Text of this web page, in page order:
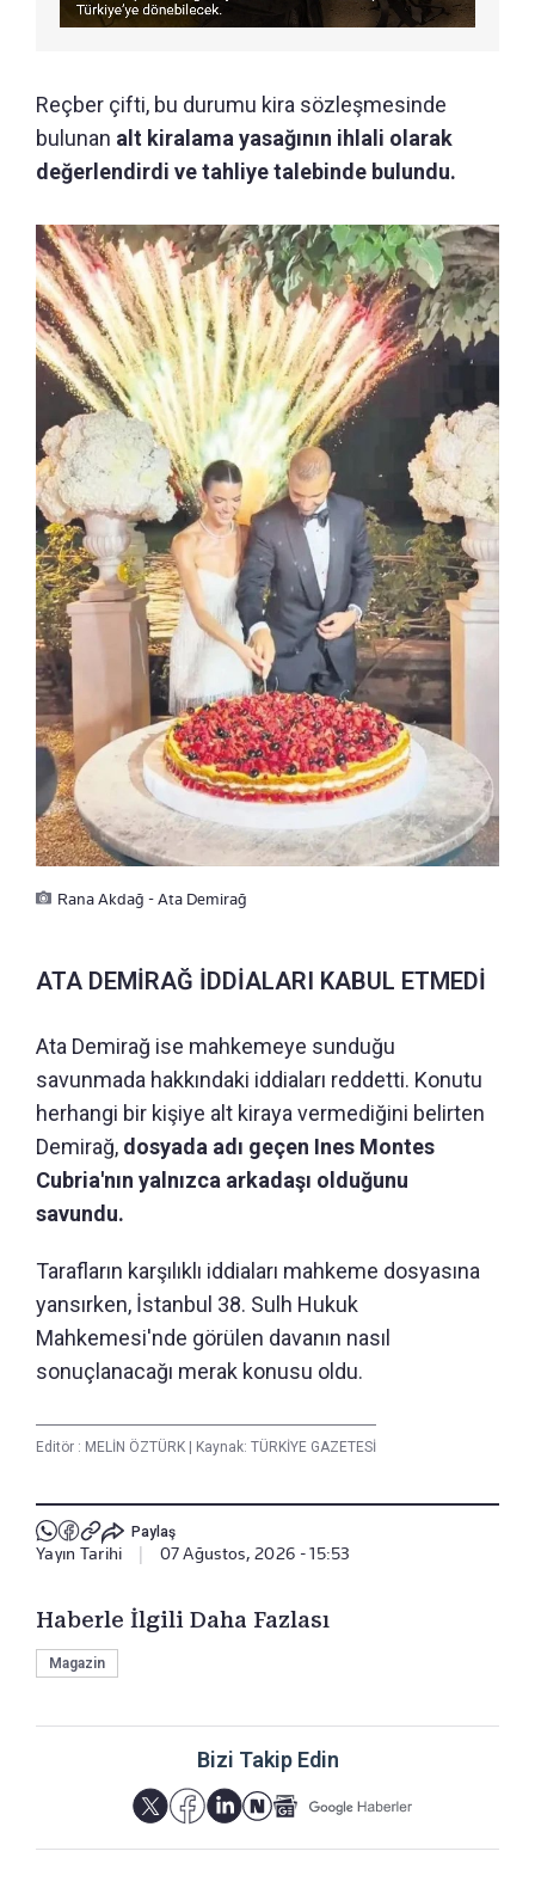
Reçber çifti, bu durumu kira sözleşmesinde
bulunan alt kiralama yasağının ihlali olarak
değerlendirdi ve tahliye talebinde bulundu.
Rana Akdağ - Ata Demirağ
ATA DEMİRAĞ İDDİALARI KABUL ETMEDİ
Ata Demirağ ise mahkemeye sunduğu
savunmada hakkındaki iddiaları reddetti. Konutu
herhangi bir kişiye alt kiraya vermediğini belirten
Demirağ, dosyada adı geçen Ines Montes
Cubria'nın yalnızca arkadaşı olduğunu
savundu.
Tarafların karşılıklı iddiaları mahkeme dosyasına
yansırken, İstanbul 38. Sulh Hukuk
Mahkemesi'nde görülen davanın nasıl
sonuçlanacağı merak konusu oldu.
Editör : MELİN ÖZTÜRK | Kaynak: TÜRKİYE GAZETESİ
Paylaş
Yayın Tarihi | 07 Ağustos, 2026 - 15:53
Haberle İlgili Daha Fazlası
Magazin
Bizi Takip Edin